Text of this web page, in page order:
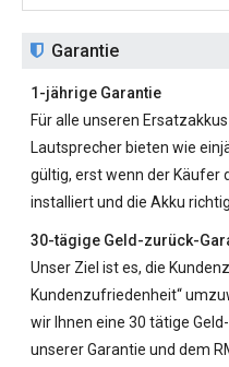
Garantie
1-jährige Garantie
Für alle unseren
Lautsprecher bieten wie
gültig, erst wenn der Käufer
installiert und die Akku
30-tägige Geld-zurück-
Unser Ziel ist es, die
Kundenzufriedenheit“
wir Ihnen eine 30 tätige
unserer Garantie und dem